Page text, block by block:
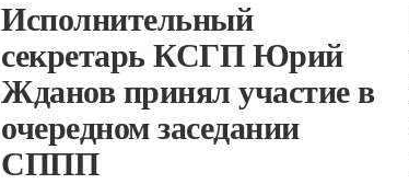
Исполнительный
секретарь КСГП Юрий
Жданов принял участие в
очередном заседании
СППП